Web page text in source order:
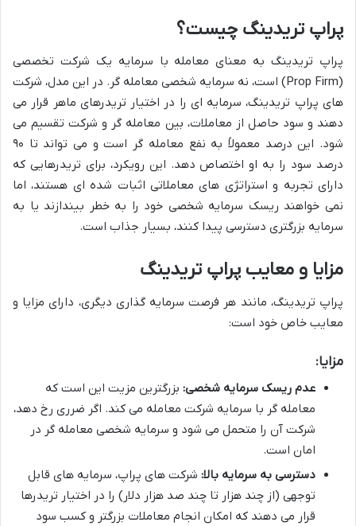
پراپ تریدینگ چیست؟
پراپ تریدینگ به معنای معامله با سرمایه یک شرکت تخصصی
(Prop Firm) است، نه سرمایه شخصی معامله گر. در این مدل، شرکت
های پراپ تریدینگ، سرمایه ای را در اختیار تریدرهای ماهر قرار می
دهند و سود حاصل از معاملات، بین معامله گر و شرکت تقسیم می
شود. این درصد معمولاً به نفع معامله گر است و می تواند تا ۹۰
درصد سود را به او اختصاص دهد. این رویکرد، برای تریدرهایی که
دارای تجربه و استراتژی های معاملاتی اثبات شده ای هستند، اما
نمی خواهند ریسک سرمایه شخصی خود را به خطر بیندازند یا به
سرمایه بزرگتری دسترسی پیدا کنند، بسیار جذاب است.
مزایا و معایب پراپ تریدینگ
پراپ تریدینگ، مانند هر فرصت سرمایه گذاری دیگری، دارای مزایا و
معایب خاص خود است:
مزایا:
عدم ریسک سرمایه شخصی: بزرگترین مزیت این است که
معامله گر با سرمایه شرکت معامله می کند. اگر ضرری رخ دهد،
شرکت آن را متحمل می شود و سرمایه شخصی معامله گر در
امان است.
دسترسی به سرمایه بالا: شرکت های پراپ، سرمایه های قابل
توجهی (از چند هزار تا چند صد هزار دلار) را در اختیار تریدرها
قرار می دهند که امکان انجام معاملات بزرگتر و کسب سود